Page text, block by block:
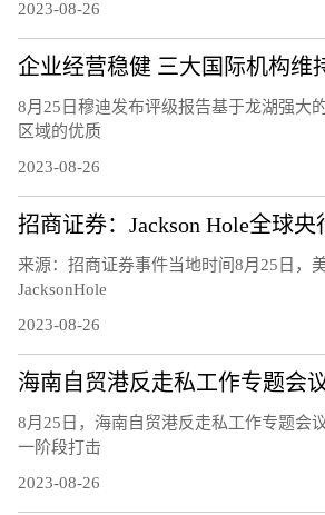
2023-08-26
8月25日穆迪发布评级报告基于龙湖强大
区域的优质
2023-08-26
来源：招商证券事件当地时间8月25日，
JacksonHole
2023-08-26
8月25日，海南自贸港反走私工作专题会
一阶段打击
2023-08-26